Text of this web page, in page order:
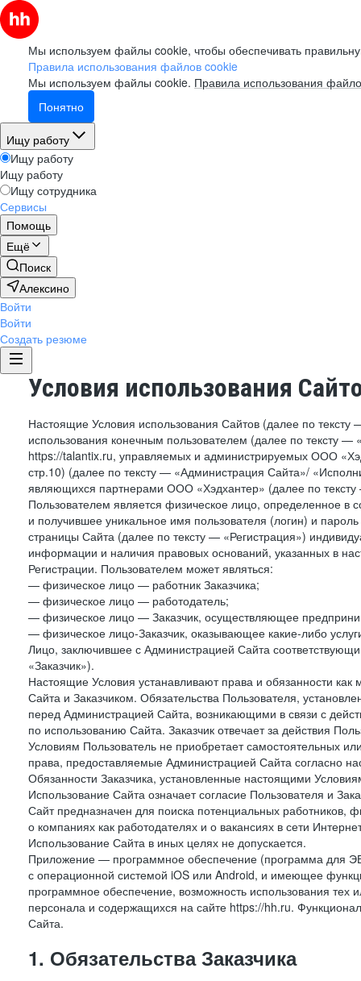
Мы используем файлы cookie, чтобы обеспечивать
Правила использования файлов cookie
Мы используем файлы cookie. Правила использования
Понятно
Ищу работу
Ищу работу
Ищу работу
Ищу сотрудника
Сервисы
Помощь
Ещё
Поиск
Алексино
Войти
Войти
Создать резюме
Условия использования
Настоящие Условия использования Сайтов (далее по
использования конечным пользователем (далее по тексту
https://talantix.ru, управляемых и администрируемых ООО
стр.10) (далее по тексту — «Администрация Сайта»/
являющихся партнерами ООО «Хэдхантер» (далее по
Пользователем является физическое лицо, определенное в
и получившее уникальное имя пользователя (логин) и
страницы Сайта (далее по тексту — «Регистрация»)
информации и наличия правовых оснований, указанных в
Регистрации. Пользователем может являться:
— физическое лицо — работник Заказчика;
— физическое лицо — работодатель;
— физическое лицо — Заказчик, осуществляющее
— физическое лицо-Заказчик, оказывающее какие-либо
Лицо, заключившее с Администрацией Сайта
«Заказчик»).
Настоящие Условия устанавливают права и обязанности
Сайта и Заказчиком. Обязательства Пользователя,
перед Администрацией Сайта, возникающими в связи с
по использованию Сайта. Заказчик отвечает за действия
Условиям Пользователь не приобретает самостоятельных
права, предоставляемые Администрацией Сайта согласно
Обязанности Заказчика, установленные настоящими
Использование Сайта означает согласие Пользователя и
Сайт предназначен для поиска потенциальных
о компаниях как работодателях и о вакансиях в сети
Использование Сайта в иных целях не допускается.
Приложение — программное обеспечение (программа для
с операционной системой iOS или Android, и имеющее
программное обеспечение, возможность использования
персонала и содержащихся на сайте https://hh.ru.
Сайта.
1. Обязательства Заказчика